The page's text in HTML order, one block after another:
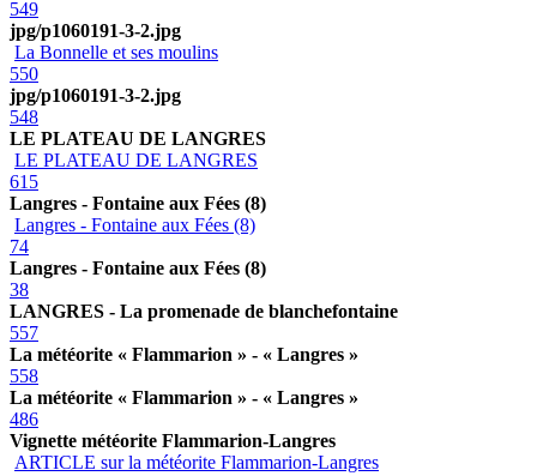
549
jpg/p1060191-3-2.jpg
La Bonnelle et ses moulins
550
jpg/p1060191-3-2.jpg
548
LE PLATEAU DE LANGRES
LE PLATEAU DE LANGRES
615
Langres - Fontaine aux Fées (8)
Langres - Fontaine aux Fées (8)
74
Langres - Fontaine aux Fées (8)
38
LANGRES - La promenade de blanchefontaine
557
La météorite « Flammarion » - « Langres »
558
La météorite « Flammarion » - « Langres »
486
Vignette météorite Flammarion-Langres
ARTICLE sur la météorite Flammarion-Langres